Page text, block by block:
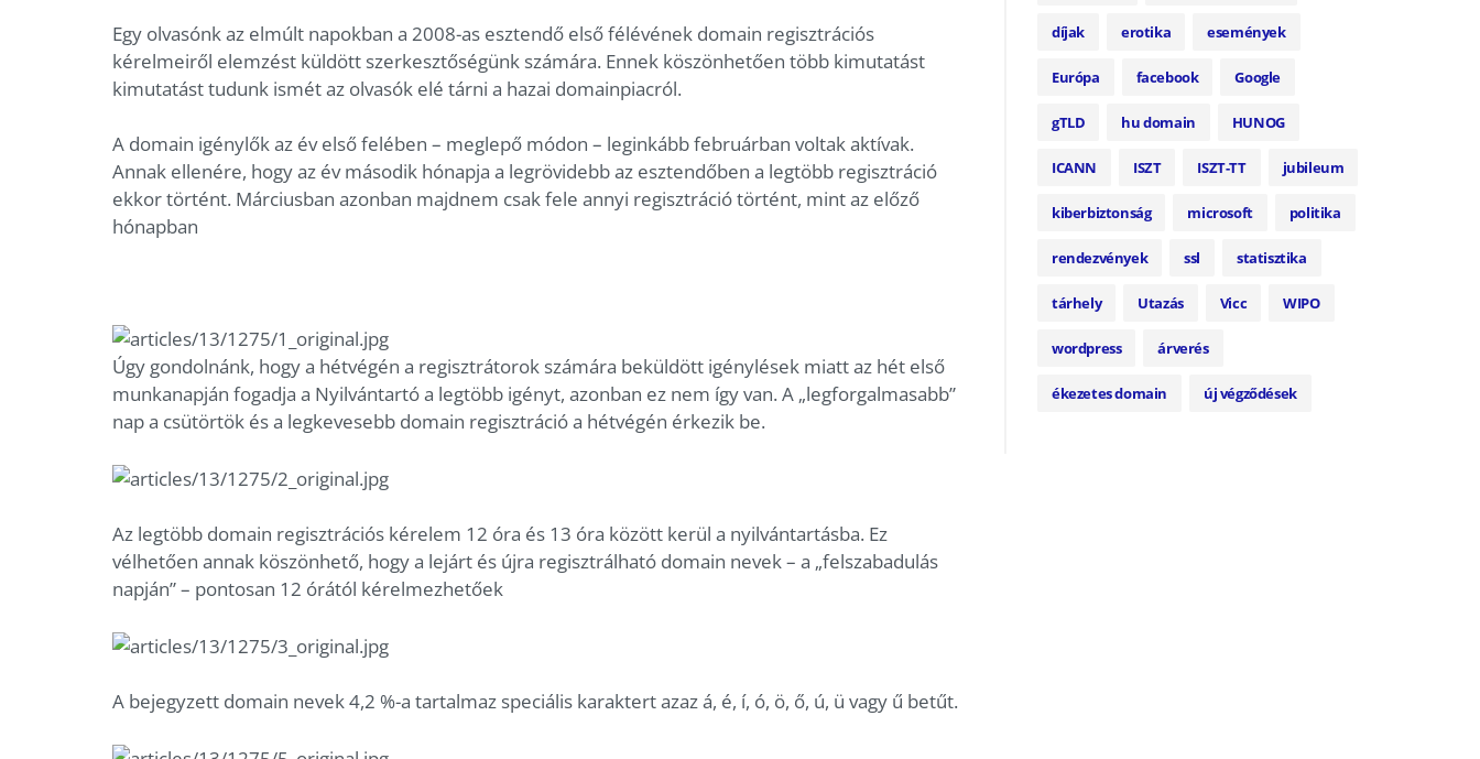
Egy olvasónk az elmúlt napokban a 2008-as esztendő első félévének domain regisztrációs
kérelmeiről elemzést küldött szerkesztőségünk számára. Ennek köszönhetően több kimutatást
kimutatást tudunk ismét az olvasók elé tárni a hazai domainpiacról.
A domain igénylők az év első felében – meglepő módon – leginkább februárban voltak aktívak.
Annak ellenére, hogy az év második hónapja a legrövidebb az esztendőben a legtöbb regisztráció
ekkor történt. Márciusban azonban majdnem csak fele annyi regisztráció történt, mint az előző
hónapban
Úgy gondolnánk, hogy a hétvégén a regisztrátorok számára beküldött igénylések miatt az hét első
munkanapján fogadja a Nyilvántartó a legtöbb igényt, azonban ez nem így van. A „legforgalmasabb”
nap a csütörtök és a legkevesebb domain regisztráció a hétvégén érkezik be.
Az legtöbb domain regisztrációs kérelem 12 óra és 13 óra között kerül a nyilvántartásba. Ez
vélhetően annak köszönhető, hogy a lejárt és újra regisztrálható domain nevek – a „felszabadulás
napján” – pontosan 12 órától kérelmezhetőek
A bejegyzett domain nevek 4,2 %-a tartalmaz speciális karaktert azaz á, é, í, ó, ö, ő, ú, ü vagy ű betűt.
díjak erotika események
Európa facebook Google
gTLD hu domain HUNOG
ICANN ISZT ISZT-TT jubileum
kiberbiztonság microsoft politika
rendezvények ssl statisztika
tárhely Utazás Vicc WIPO
wordpress árverés
ékezetes domain új végződések